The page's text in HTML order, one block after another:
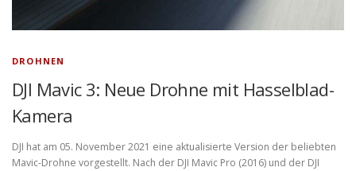
DROHNEN
DJI Mavic 3: Neue Drohne mit Hasselblad-
Kamera
DJI hat am 05. November 2021 eine aktualisierte Version der beliebten
Mavic-Drohne vorgestellt. Nach der DJI Mavic Pro (2016) und der DJI